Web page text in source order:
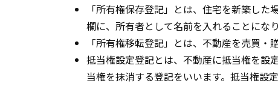
「所有権保存登記」とは、住宅を新築し
欄に、所有者として名前を入れることになり
「所有権移転登記」とは、不動産を売買
抵当権設定登記とは、不動産に抵当権を設
当権を抹消する登記をいいます。抵当権設